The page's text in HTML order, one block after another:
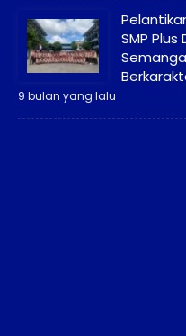
SMP
9 bulan yang lalu